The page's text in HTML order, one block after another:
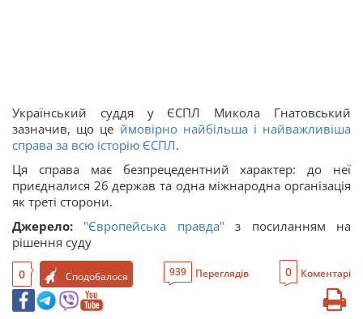
Український суддя у ЄСПЛ Микола Гнатовський
зазначив, що це ймовірно найбільша і найважливіша
справа за всю історію ЄСПЛ.
Ця справа має безпрецедентний характер: до неї
приєдналися 26 держав та одна міжнародна організація
як треті сторони.
Джерело: "Європейська правда" з посиланням на
рішення суду
0 Сподобалося 939 Переглядів 0 Коментарі